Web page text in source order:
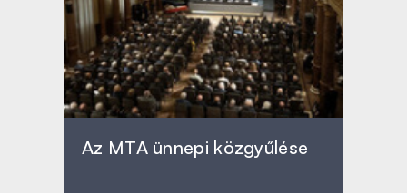
Az MTA ünnepi közgyűlése